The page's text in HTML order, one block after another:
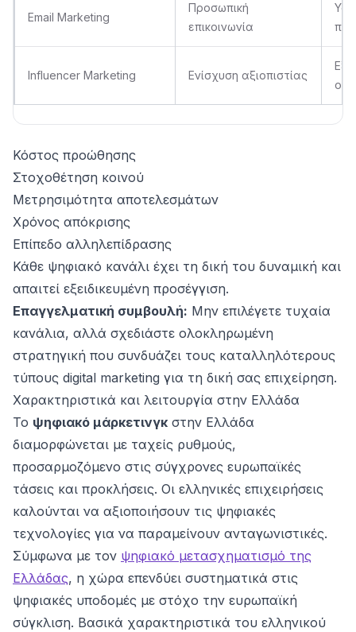
Email Marketing
Προσωπική
επικοινωνία
Influencer Marketing Ενίσχυση αξιοπιστίας
Κόστος προώθησης
Στοχοθέτηση κοινού
Μετρησιμότητα αποτελεσμάτων
Χρόνος απόκρισης
Επίπεδο αλληλεπίδρασης
Κάθε ψηφιακό κανάλι έχει τη δική του δυναμική και
απαιτεί εξειδικευμένη προσέγγιση.
Επαγγελματική συμβουλή: Μην επιλέγετε τυχαία
κανάλια, αλλά σχεδιάστε ολοκληρωμένη
στρατηγική που συνδυάζει τους καταλληλότερους
τύπους digital marketing για τη δική σας επιχείρηση.
Χαρακτηριστικά και λειτουργία στην Ελλάδα
Το ψηφιακό μάρκετινγκ στην Ελλάδα
διαμορφώνεται με ταχείς ρυθμούς,
προσαρμοζόμενο στις σύγχρονες ευρωπαϊκές
τάσεις και προκλήσεις. Οι ελληνικές επιχειρήσεις
καλούνται να αξιοποιήσουν τις ψηφιακές
τεχνολογίες για να παραμείνουν ανταγωνιστικές.
Σύμφωνα με τον ψηφιακό μετασχηματισμό της
Ελλάδας, η χώρα επενδύει συστηματικά στις
ψηφιακές υποδομές με στόχο την ευρωπαϊκή
σύγκλιση. Βασικά χαρακτηριστικά του ελληνικού